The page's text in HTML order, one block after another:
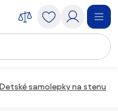
Detské samolepky na stenu